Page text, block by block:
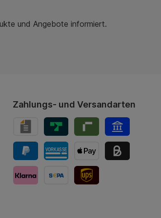
und Angebote informiert.
Zahlungs- und Versandarten